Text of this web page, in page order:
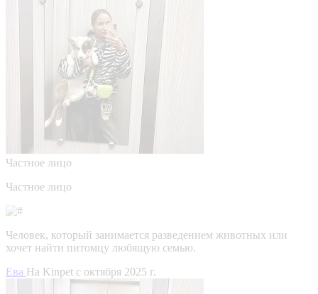
Частное лицо
Частное лицо
Человек, который занимается разведением животных или
хочет найти питомцу любящую семью.
Ева На Kinpet c октября 2025 г.